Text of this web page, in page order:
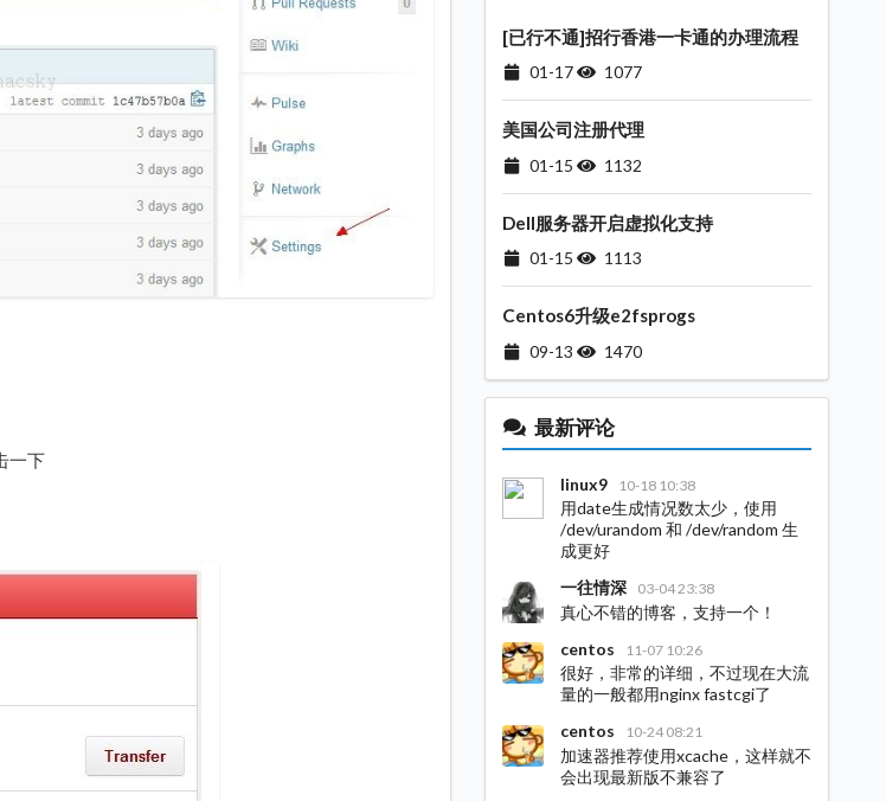
一下
[已行不通]招行香港一卡通的办理流程
01-17 1077
美国公司注册代理
01-15 1132
Dell服务器开启虚拟化支持
01-15 1113
Centos6升级e2fsprogs
09-13 1470
最新评论
linux9 10-18 10:38
用date生成情况数太少，使用
/dev/urandom 和 /dev/random 生
成更好
一往情深
03-04 23:38
真心不错的博客，支持一个！
centos
11-07 10:26
很好，非常的详细，不过现在大流
量的一般都用nginx fastcgi了
centos
10-24 08:21
加速器推荐使用xcache，这样就不
会出现最新版不兼容了